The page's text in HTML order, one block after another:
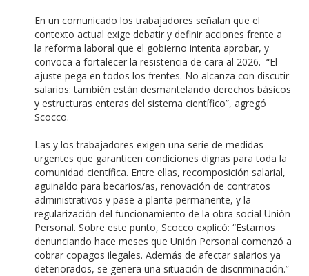
En un comunicado los trabajadores señalan que el
contexto actual exige debatir y definir acciones frente a
la reforma laboral que el gobierno intenta aprobar, y
convoca a fortalecer la resistencia de cara al 2026. “El
ajuste pega en todos los frentes. No alcanza con discutir
salarios: también están desmantelando derechos básicos
y estructuras enteras del sistema científico”, agregó
Scocco.
Las y los trabajadores exigen una serie de medidas
urgentes que garanticen condiciones dignas para toda la
comunidad científica. Entre ellas, recomposición salarial,
aguinaldo para becarios/as, renovación de contratos
administrativos y pase a planta permanente, y la
regularización del funcionamiento de la obra social Unión
Personal. Sobre este punto, Scocco explicó: “Estamos
denunciando hace meses que Unión Personal comenzó a
cobrar copagos ilegales. Además de afectar salarios ya
deteriorados, se genera una situación de discriminación.”